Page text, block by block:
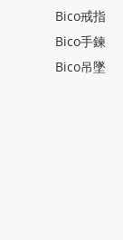
Bico戒指
Bico手鍊
Bico吊墜